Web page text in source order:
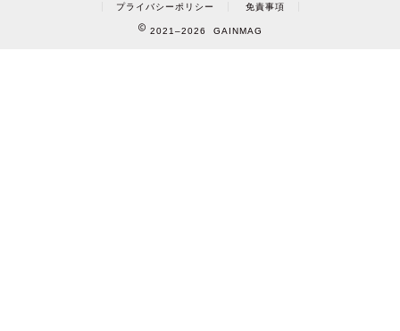
プライバシーポリシー 免責事項
2021–2026 GAINMAG